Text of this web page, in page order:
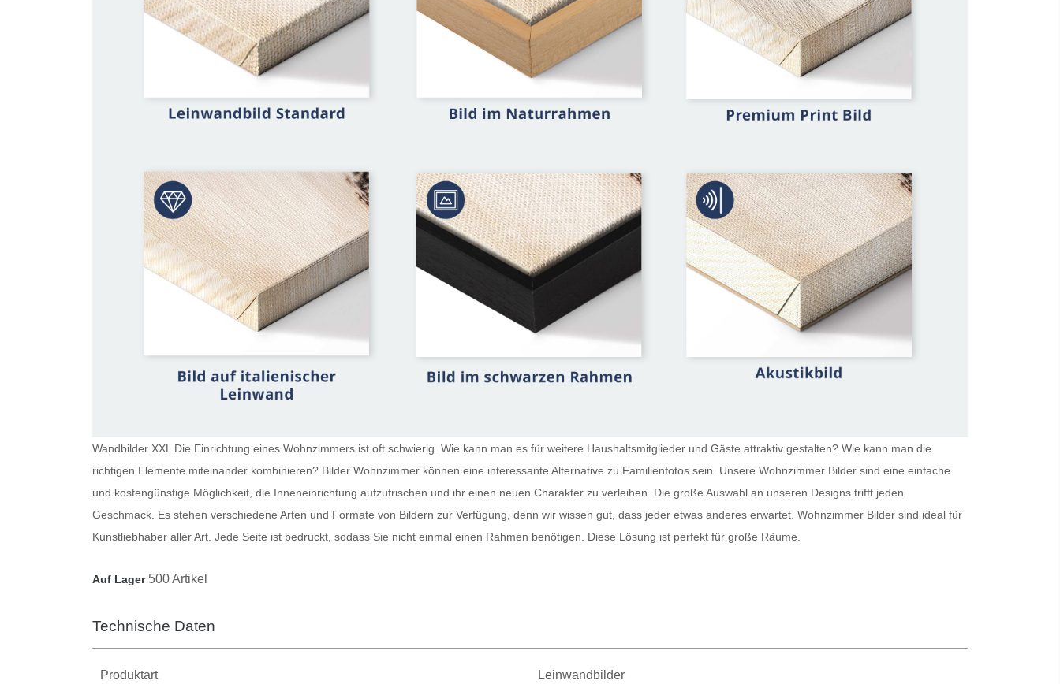
Wandbilder XXL Die Einrichtung eines Wohnzimmers ist oft schwierig. Wie kann man es für weitere Haushaltsmitglieder und Gäste attraktiv gestalten? Wie kann man die
richtigen Elemente miteinander kombinieren? Bilder Wohnzimmer können eine interessante Alternative zu Familienfotos sein. Unsere Wohnzimmer Bilder sind eine einfache
und kostengünstige Möglichkeit, die Inneneinrichtung aufzufrischen und ihr einen neuen Charakter zu verleihen. Die große Auswahl an unseren Designs trifft jeden
Geschmack. Es stehen verschiedene Arten und Formate von Bildern zur Verfügung, denn wir wissen gut, dass jeder etwas anderes erwartet. Wohnzimmer Bilder sind ideal für
Kunstliebhaber aller Art. Jede Seite ist bedruckt, sodass Sie nicht einmal einen Rahmen benötigen. Diese Lösung ist perfekt für große Räume.
Auf Lager 500 Artikel
Technische Daten
Produktart Leinwandbilder